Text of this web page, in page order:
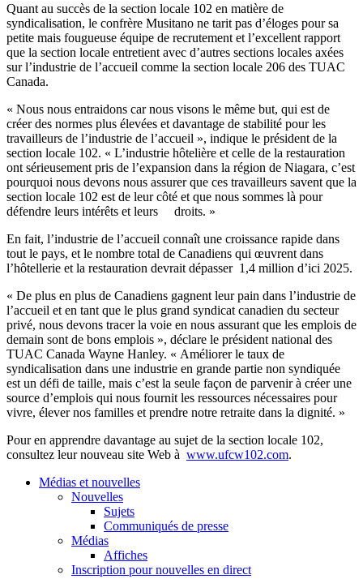
Quant au succès de la section locale 102 en matière de
syndicalisation, le confrère Musitano ne tarit pas d’éloges pour sa
petite mais fougueuse équipe de recrutement et l’excellent rapport
que la section locale entretient avec d’autres sections locales axées
surl’industrie de l’accueil comme la section locale 206 des TUAC
Canada.
« Nous nous entraidons carnous visons le même but, qui est de
créerdes normes plus élevées et davantage de stabilité pour les
travailleurs de l’industrie de l’accueil », indique le président de la
section locale 102. « L’industrie hôtelière et celle de la restauration
ont sérieusement pris de l’expansion dans la région de Niagara, c’est
pourquoi nous devons nous assurer que ces travailleurs savent que la
section locale 102 est de leur côté et que nous sommes là pour
défendre leurs intérêts et leurs droits. »
En fait, l’industrie de l’accueil connaît une croissance rapide dans
tout le pays, et le nombre total de Canadiens qui œuvrent dans
l’hôtellerie et la restauration devrait dépasser 1,4 million d’ici 2025.
« De plus en plus de Canadiens gagnent leur pain dans l’industrie de
l’accueil et en tant que le plus grand syndicat canadien du secteur
privé, nous devons tracer la voie en nous assurant que les emplois de
demain sont de bons emplois », déclare le président national des
TUAC Canada Wayne Hanley. « Améliorer le taux de
syndicalisation dans une industrie en grande partie non syndiquée
est un défi de taille, mais c’est la seule façon de parvenirà créer une
source d’emplois qui nous fournit les ressources nécessaires pour
vivre, élever nos familles et prendre notre retraite dans la dignité. »
Pour en apprendre davantage au sujet de la section locale 102,
consultez leur nouveau site Web à www.ufcw102.com.
Médias et nouvelles
Nouvelles
Sujets
Communiqués de presse
Médias
Affiches
Inscription pour nouvelles en direct